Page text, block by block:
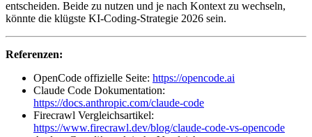
entscheiden. Beide zu nutzen und je nach Kontext zu wechseln,
könnte die klügste KI-Coding-Strategie 2026 sein.
Referenzen:
OpenCode offizielle Seite: https://opencode.ai
Claude Code Dokumentation:
https://docs.anthropic.com/claude-code
Firecrawl Vergleichsartikel:
https://www.firecrawl.dev/blog/claude-code-vs-opencode